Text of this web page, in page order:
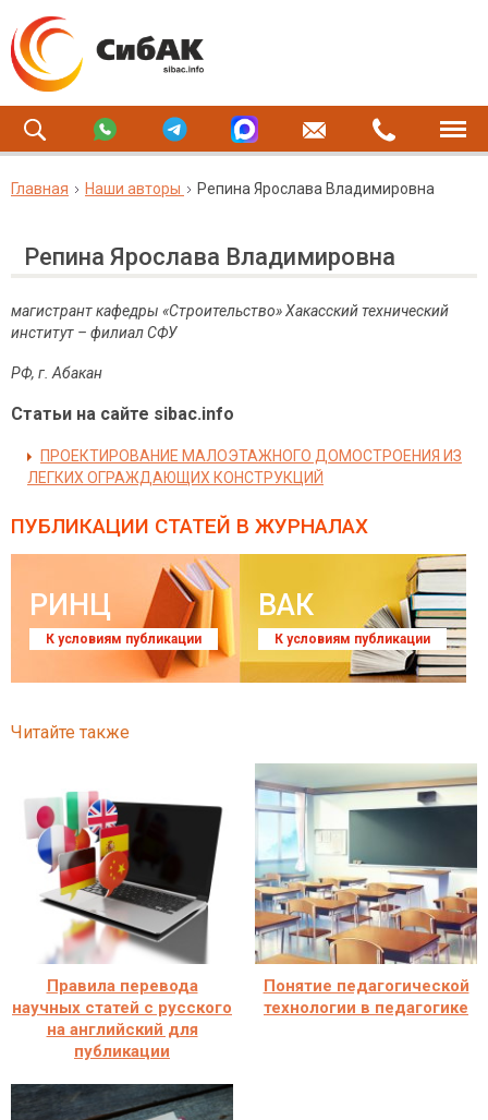
Главная Наши авторы Репина Ярослава Владимировна
Репина Ярослава Владимировна
магистранткафедры «Строительство» Хакасский технический
институт – филиал СФУ
РФ, г Абакан
Статьи на сайте sibac.info
ПРОЕКТИРОВАНИЕ МАЛОЭТАЖНОГО ДОМОСТРОЕНИЯ ИЗ
ЛЕГКИХ ОГРАЖДАЮЩИХ КОНСТРУКЦИЙ
ПУБЛИКАЦИИ СТАТЕЙ В ЖУРНАЛАХ
РИНЦ
К условиям публикации
ВАК
К условиям публикации
Читайте также
Правила перевода
научных статей с русского
на английский для
публикации
Понятие педагогической
технологии в педагогике